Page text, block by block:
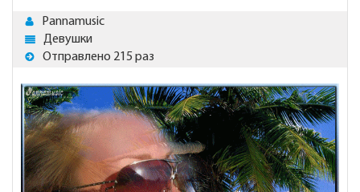
Pannamusic
Девушки
Отправлено 215 раз